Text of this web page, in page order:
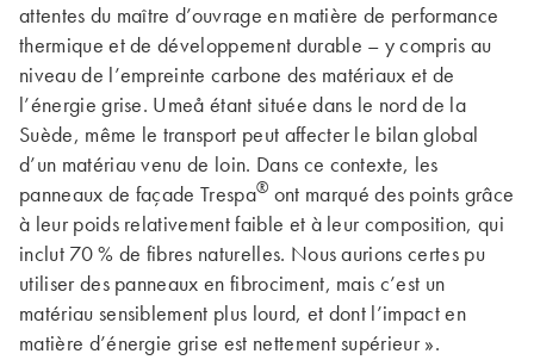
attentes du maître d’ouvrage en matière de performance
thermique et de développement durable – y compris au
niveau de l’empreinte carbone des matériaux et de
l’énergie grise. Umeå étant située dans le nord de la
Suède, même le transport peut affecter le bilan global
d’un matériau venu de loin. Dans ce contexte, les
panneaux de façade Trespa® ont mar­qué des points grâce
à leur poids relativement faible et à leur composi­tion, qui
inclut 70 % de fibres naturelles. Nous aurions certes pu
utili­ser des panneaux en fibrociment, mais c’est un
matériau sensiblement plus lourd, et dont l’impact en
matière d’énergie grise est nettement supérieur ».